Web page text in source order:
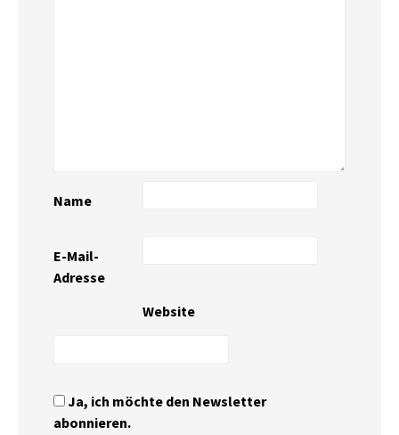
Name
E-Mail-
Adresse
Website
Ja, ich möchte den Newsletter
abonnieren.